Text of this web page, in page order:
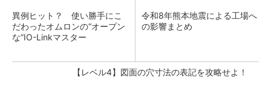
異例ヒット？ 使い勝手にこ
だわったオムロンの“オープン
な”IO-Linkマスター
令和8年熊本地震による工場へ
の影響まとめ
【レベル4】図面の穴寸法の表記を攻略せよ！